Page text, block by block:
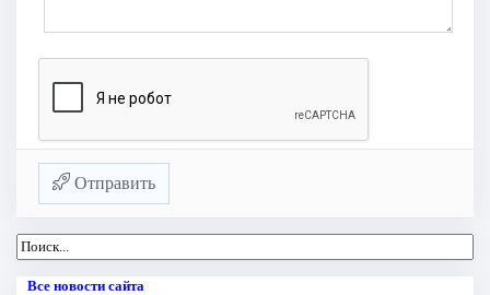
Отправить
Все новости сайта